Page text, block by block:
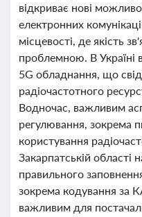
відкриває нові
електронних
місцевості, де якість
проблемною. В Україні
5G обладнання, що
радіочастотного
Водночас, важливим
регулювання, зокрема
користування
Закарпатській
правильного
зокрема кодування за
важливим для